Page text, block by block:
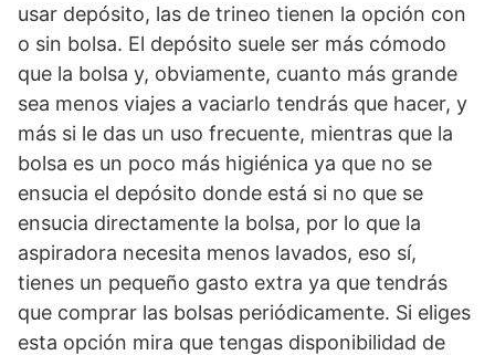
usar depósito, las de trineo tienen la opción con
o sin bolsa. El depósito suele ser más cómodo
que la bolsa y, obviamente, cuanto más grande
sea menos viajes a vaciarlo tendrás que hacer, y
más si le das un uso frecuente, mientras que la
bolsa es un poco más higiénica ya que no se
ensucia el depósito donde está si no que se
ensucia directamente la bolsa, por lo que la
aspiradora necesita menos lavados, eso sí,
tienes un pequeño gasto extra ya que tendrás
que comprar las bolsas periódicamente. Si eliges
esta opción mira que tengas disponibilidad de